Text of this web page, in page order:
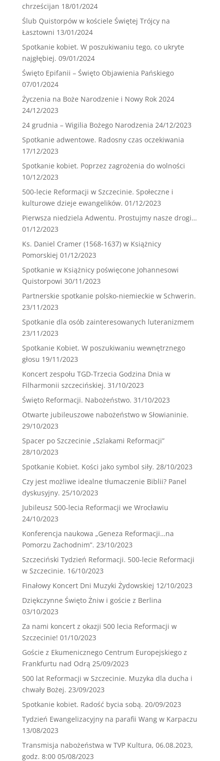
chrześcijan 18/01/2024
Ślub Quistorpów w kościele Świętej Trójcy na
Łasztowni 13/01/2024
Spotkanie kobiet. W poszukiwaniu tego, co ukryte
najgłębiej. 09/01/2024
Święto Epifanii – Święto Objawienia Pańskiego
07/01/2024
Życzenia na Boże Narodzenie i Nowy Rok 2024
24/12/2023
24 grudnia – Wigilia Bożego Narodzenia 24/12/2023
Spotkanie adwentowe. Radosny czas oczekiwania
17/12/2023
Spotkanie kobiet. Poprzez zagrożenia do wolności
10/12/2023
500-lecie Reformacji w Szczecinie. Społeczne i
kulturowe dzieje ewangelików. 01/12/2023
Pierwsza niedziela Adwentu. Prostujmy nasze drogi…
01/12/2023
Ks. Daniel Cramer (1568-1637) w Książnicy
Pomorskiej 01/12/2023
Spotkanie w Książnicy poświęcone Johannesowi
Quistorpowi 30/11/2023
Partnerskie spotkanie polsko-niemieckie w Schwerin.
23/11/2023
Spotkanie dla osób zainteresowanych luteranizmem
23/11/2023
Spotkanie Kobiet. W poszukiwaniu wewnętrznego
głosu 19/11/2023
Koncert zespołu TGD-Trzecia Godzina Dnia w
Filharmonii szczecińskiej. 31/10/2023
Święto Reformacji. Nabożeństwo. 31/10/2023
Otwarte jubileuszowe nabożeństwo w Słowianinie.
29/10/2023
Spacer po Szczecinie „Szlakami Reformacji”
28/10/2023
Spotkanie Kobiet. Kości jako symbol siły. 28/10/2023
Czy jest możliwe idealne tłumaczenie Biblii? Panel
dyskusyjny. 25/10/2023
Jubileusz 500-lecia Reformacji we Wrocławiu
24/10/2023
Konferencja naukowa „Geneza Reformacji…na
Pomorzu Zachodnim”. 23/10/2023
Szczeciński Tydzień Reformacji. 500-lecie Reformacji
w Szczecinie. 16/10/2023
Finałowy Koncert Dni Muzyki Żydowskiej 12/10/2023
Dziękczynne Święto Żniw i goście z Berlina
03/10/2023
Za nami koncert z okazji 500 lecia Reformacji w
Szczecinie! 01/10/2023
Goście z Ekumenicznego Centrum Europejskiego z
Frankfurtu nad Odrą 25/09/2023
500 lat Reformacji w Szczecinie. Muzyka dla ducha i
chwały Bożej. 23/09/2023
Spotkanie kobiet. Radość bycia sobą. 20/09/2023
Tydzień Ewangelizacyjny na parafii Wang w Karpaczu
13/08/2023
Transmisja nabożeństwa w TVP Kultura, 06.08.2023,
godz. 8:00 05/08/2023